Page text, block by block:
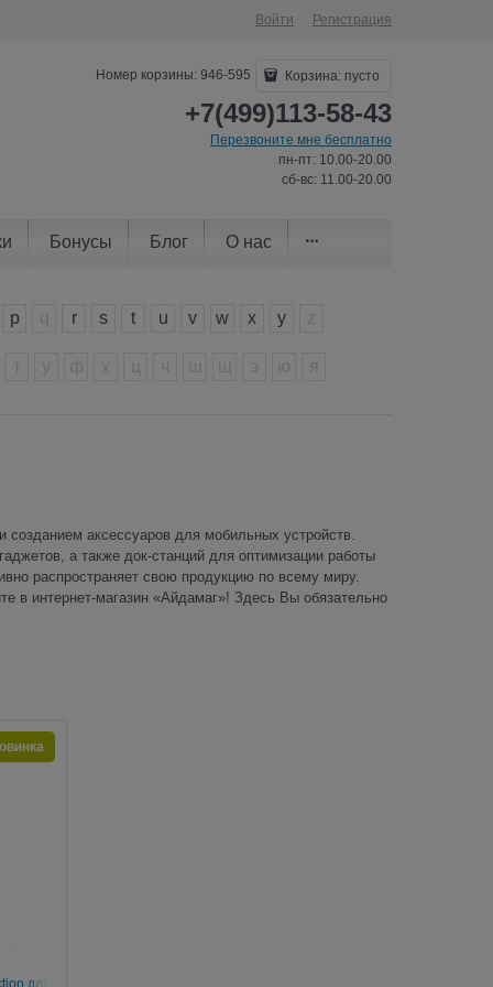
Войти Регистрация
Номер корзины: 946-595 Корзина: пусто
+7(499)113-58-43
Перезвоните мне бесплатно
пн-пт: 10.00-20.00
сб-вс: 11.00-20.00
Бонусы Блог О нас
p r s t u v w x y
аксессуаров для мобильных устройств.
а также док-станций для оптимизации работы
распространяет свою продукцию по всему миру.
в интернет-магазин «Айдамаг»! Здесь Вы обязательно